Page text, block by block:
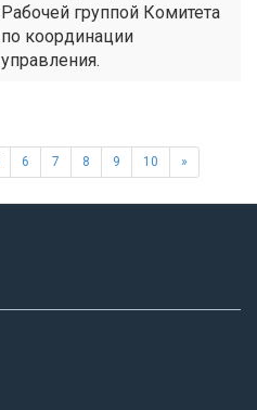
Рабочей группой Комитета
по координации
управления.
6 7 8 9 10 »